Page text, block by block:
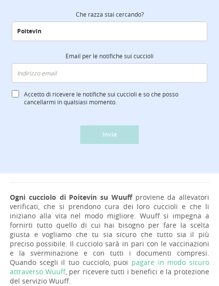
Che razza stai cercando?
Email per le notifiche sui cuccioli
Accetto di ricevere le notifiche sui cuccioli e so che posso
cancellarmi in qualsiasi momento.
Invia
Ogni cucciolo di Poitevin su Wuuffproviene da allevatori
verificati, che si prendono cura dei loro cuccioli e che li
iniziano alla vita nel modo migliore. Wuuff si impegna a
fornirti tutto quello di cui hai bisogno per fare la scelta
giusta e vogliamo che tu sia sicuro che tutto sia il più
preciso possibile. Il cucciolo sarà in pari con le vaccinazioni
e la sverminazione e con tutti i documenti compresi.
Quando scegli il tuo cucciolo, puoi pagare in modo sicuro
attraverso Wuuff, per ricevere tutti i benefici e la protezione
del servizio Wuuff.